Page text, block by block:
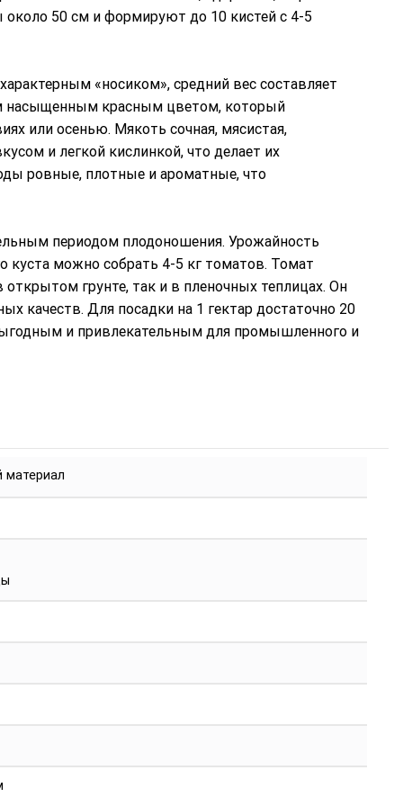
около 50 см и формируют до 10 кистей с 4-5
«носиком», средний вес составляет
насыщенным красным цветом, который
или осенью. Мякоть сочная, мясистая,
и легкой кислинкой, что делает их
ровные, плотные и ароматные, что
периодом плодоношения. Урожайность
куста можно собрать 4-5 кг томатов. Томат
грунте, так и в пленочных теплицах. Он
качеств. Для посадки на 1 гектар достаточно 20
и привлекательным для промышленного и
материал